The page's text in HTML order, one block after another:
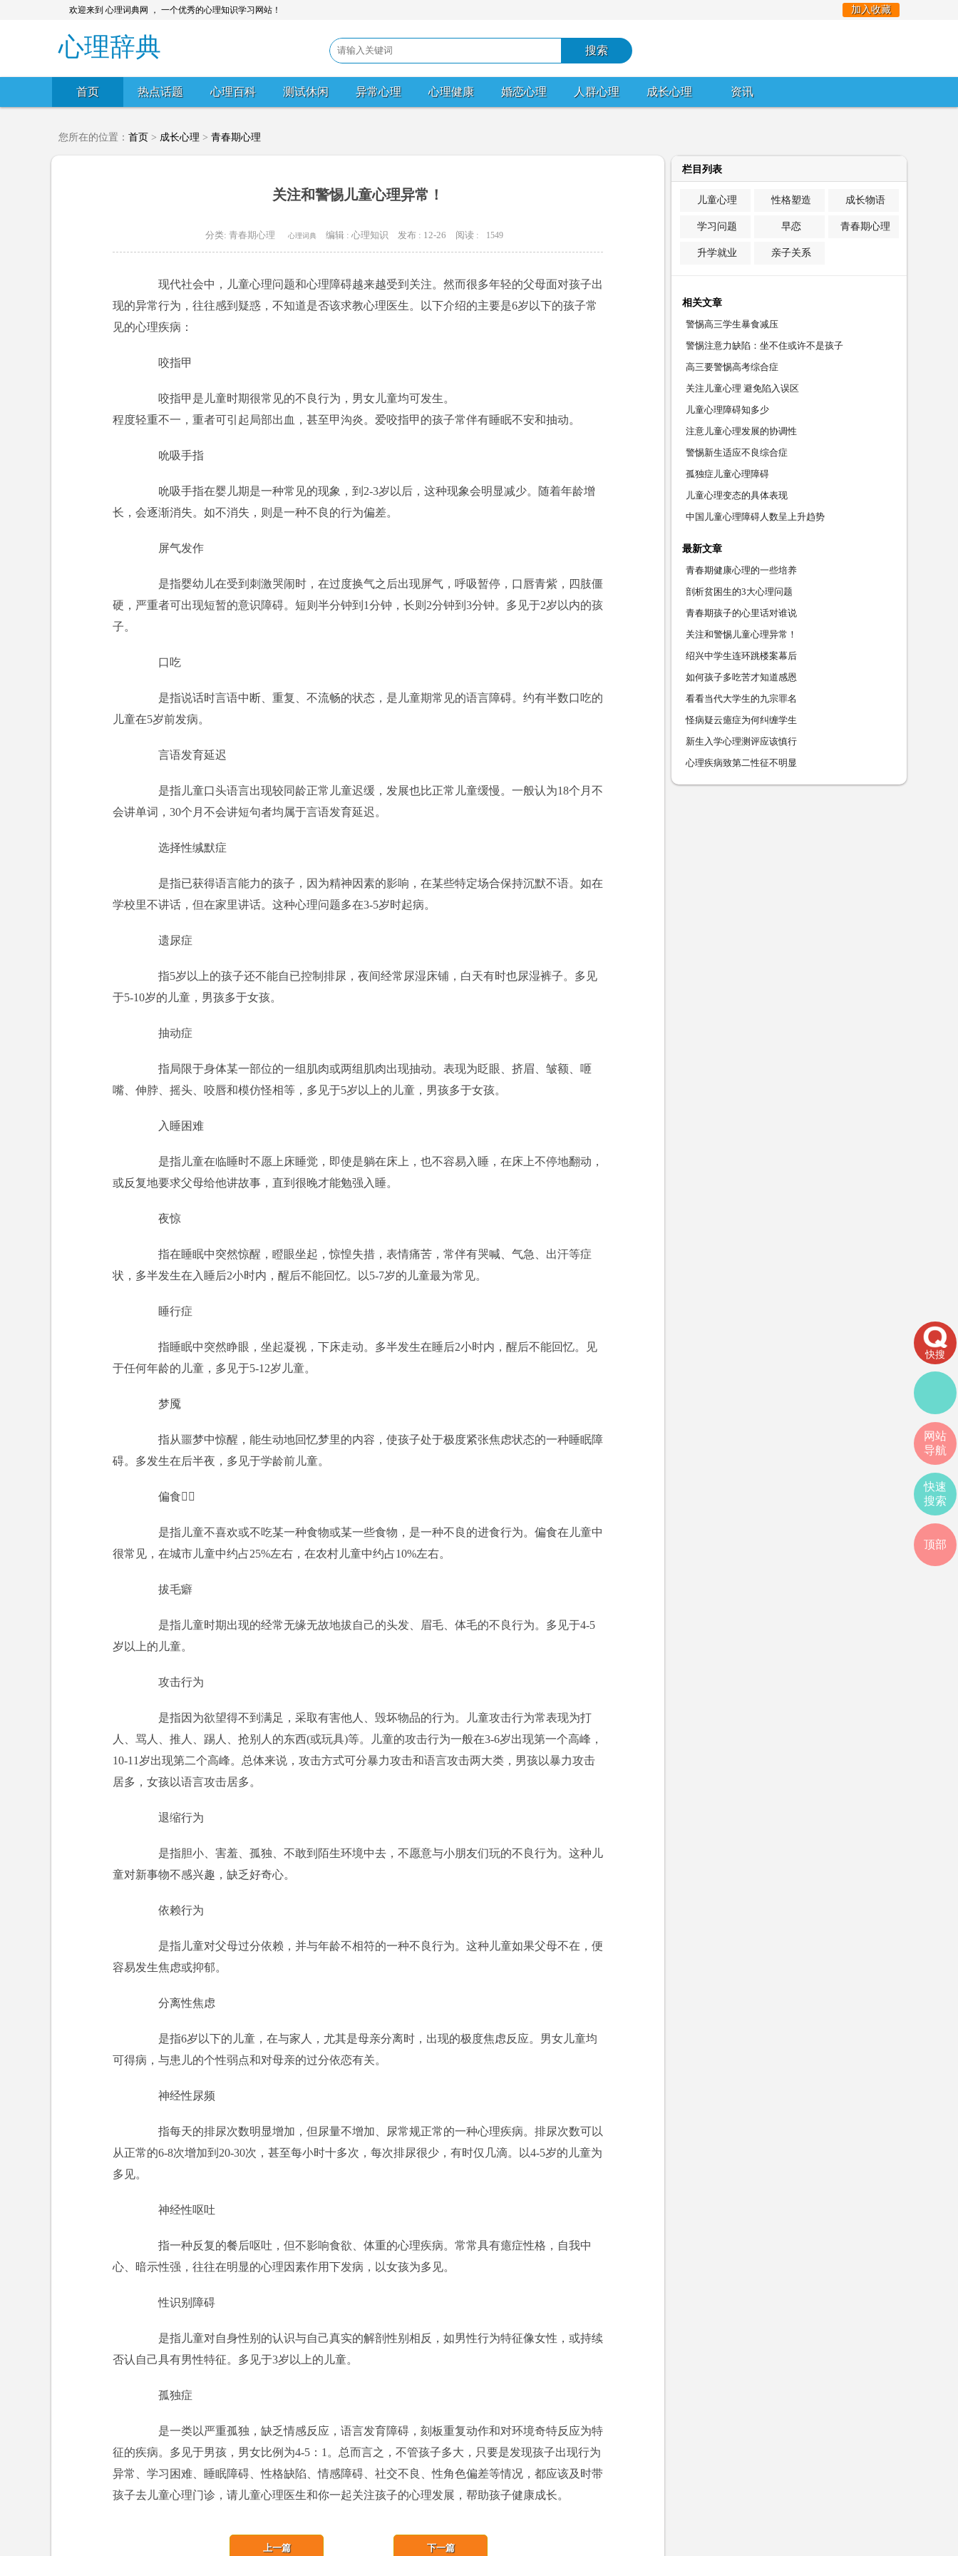
欢迎来到 心理词典网 ， 一个优秀的心理知识学习网站！ 加入收藏
心理辞典
首页 热点话题 心理百科 测试休闲 异常心理 心理健康 婚恋心理 人群心理 成长心理 资讯
您所在的位置： 首页 > 成长心理 > 青春期心理
关注和警惕儿童心理异常！
分类: 青春期心理 心理词典 编辑 : 心理知识 发布 : 12-26 阅读 : 1549
现代社会中，儿童心理问题和心理障碍越来越受到关注。然而很多年轻的父母面对孩子出
现的异常行为，往往感到疑惑，不知道是否该求教心理医生。以下介绍的主要是6岁以下的孩子常
见的心理疾病：
咬指甲
咬指甲是儿童时期很常见的不良行为，男女儿童均可发生。
程度轻重不一，重者可引起局部出血，甚至甲沟炎。爱咬指甲的孩子常伴有睡眠不安和抽动。
吮吸手指
吮吸手指在婴儿期是一种常见的现象，到2-3岁以后，这种现象会明显减少。随着年龄增
长，会逐渐消失。如不消失，则是一种不良的行为偏差。
屏气发作
是指婴幼儿在受到刺激哭闹时，在过度换气之后出现屏气，呼吸暂停，口唇青紫，四肢僵
硬，严重者可出现短暂的意识障碍。短则半分钟到1分钟，长则2分钟到3分钟。多见于2岁以内的孩
子。
口吃
是指说话时言语中断、重复、不流畅的状态，是儿童期常见的语言障碍。约有半数口吃的
儿童在5岁前发病。
言语发育延迟
是指儿童口头语言出现较同龄正常儿童迟缓，发展也比正常儿童缓慢。一般认为18个月不
会讲单词，30个月不会讲短句者均属于言语发育延迟。
选择性缄默症
是指已获得语言能力的孩子，因为精神因素的影响，在某些特定场合保持沉默不语。如在
学校里不讲话，但在家里讲话。这种心理问题多在3-5岁时起病。
遗尿症
指5岁以上的孩子还不能自已控制排尿，夜间经常尿湿床铺，白天有时也尿湿裤子。多见
于5-10岁的儿童，男孩多于女孩。
抽动症
指局限于身体某一部位的一组肌肉或两组肌肉出现抽动。表现为眨眼、挤眉、皱额、咂
嘴、伸脖、摇头、咬唇和模仿怪相等，多见于5岁以上的儿童，男孩多于女孩。
入睡困难
是指儿童在临睡时不愿上床睡觉，即使是躺在床上，也不容易入睡，在床上不停地翻动，
或反复地要求父母给他讲故事，直到很晚才能勉强入睡。
夜惊
指在睡眠中突然惊醒，瞪眼坐起，惊惶失措，表情痛苦，常伴有哭喊、气急、出汗等症
状，多半发生在入睡后2小时内，醒后不能回忆。以5-7岁的儿童最为常见。
睡行症
指睡眠中突然睁眼，坐起凝视，下床走动。多半发生在睡后2小时内，醒后不能回忆。见
于任何年龄的儿童，多见于5-12岁儿童。
梦魇
指从噩梦中惊醒，能生动地回忆梦里的内容，使孩子处于极度紧张焦虑状态的一种睡眠障
碍。多发生在后半夜，多见于学龄前儿童。
偏食
是指儿童不喜欢或不吃某一种食物或某一些食物，是一种不良的进食行为。偏食在儿童中
很常见，在城市儿童中约占25%左右，在农村儿童中约占10%左右。
拔毛癖
是指儿童时期出现的经常无缘无故地拔自己的头发、眉毛、体毛的不良行为。多见于4-5
岁以上的儿童。
攻击行为
是指因为欲望得不到满足，采取有害他人、毁坏物品的行为。儿童攻击行为常表现为打
人、骂人、推人、踢人、抢别人的东西(或玩具)等。儿童的攻击行为一般在3-6岁出现第一个高峰，
10-11岁出现第二个高峰。总体来说，攻击方式可分暴力攻击和语言攻击两大类，男孩以暴力攻击
居多，女孩以语言攻击居多。
退缩行为
是指胆小、害羞、孤独、不敢到陌生环境中去，不愿意与小朋友们玩的不良行为。这种儿
童对新事物不感兴趣，缺乏好奇心。
依赖行为
是指儿童对父母过分依赖，并与年龄不相符的一种不良行为。这种儿童如果父母不在，便
容易发生焦虑或抑郁。
分离性焦虑
是指6岁以下的儿童，在与家人，尤其是母亲分离时，出现的极度焦虑反应。男女儿童均
可得病，与患儿的个性弱点和对母亲的过分依恋有关。
神经性尿频
指每天的排尿次数明显增加，但尿量不增加、尿常规正常的一种心理疾病。排尿次数可以
从正常的6-8次增加到20-30次，甚至每小时十多次，每次排尿很少，有时仅几滴。以4-5岁的儿童为
多见。
神经性呕吐
指一种反复的餐后呕吐，但不影响食欲、体重的心理疾病。常常具有癔症性格，自我中
心、暗示性强，往往在明显的心理因素作用下发病，以女孩为多见。
性识别障碍
是指儿童对自身性别的认识与自己真实的解剖性别相反，如男性行为特征像女性，或持续
否认自己具有男性特征。多见于3岁以上的儿童。
孤独症
是一类以严重孤独，缺乏情感反应，语言发育障碍，刻板重复动作和对环境奇特反应为特
征的疾病。多见于男孩，男女比例为4-5：1。总而言之，不管孩子多大，只要是发现孩子出现行为
异常、学习困难、睡眠障碍、性格缺陷、情感障碍、社交不良、性角色偏差等情况，都应该及时带
孩子去儿童心理门诊，请儿童心理医生和你一起关注孩子的心理发展，帮助孩子健康成长。
下一篇
上一篇
栏目列表
儿童心理 性格塑造 成长物语
学习问题 早恋 青春期心理
升学就业 亲子关系
相关文章
警惕高三学生暴食减压
警惕注意力缺陷：坐不住或许不是孩子
高三要警惕高考综合症
关注儿童心理 避免陷入误区
儿童心理障碍知多少
注意儿童心理发展的协调性
警惕新生适应不良综合症
孤独症儿童心理障碍
儿童心理变态的具体表现
中国儿童心理障碍人数呈上升趋势
最新文章
青春期健康心理的一些培养
剖析贫困生的3大心理问题
青春期孩子的心里话对谁说
关注和警惕儿童心理异常！
绍兴中学生连环跳楼案幕后
如何孩子多吃苦才知道感恩
看看当代大学生的九宗罪名
怪病疑云癔症为何纠缠学生
新生入学心理测评应该慎行
心理疾病致第二性征不明显
快搜
网站
导航
快速
搜索
顶部